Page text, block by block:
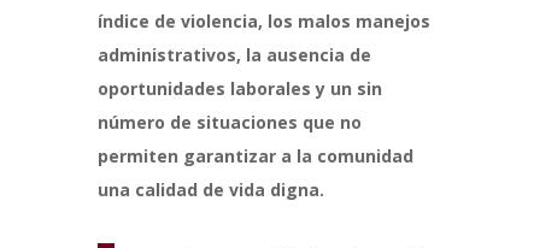
índice de violencia, los malos manejos
administrativos, la ausencia de
oportunidades laborales y un sin
número de situaciones que no
permiten garantizar a la comunidad
una calidad de vida digna.